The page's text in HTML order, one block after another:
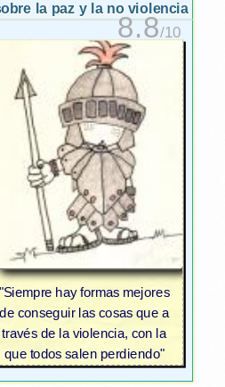
la paz y la no violencia
8.8/10
"Siempre hay formas mejores
de conseguir las cosas que a
través de la violencia, con la
que todos salen perdiendo"